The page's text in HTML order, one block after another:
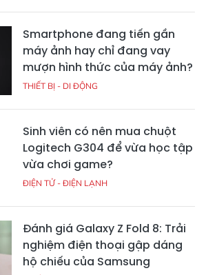
rửa bát Bosch uy tín tại nhà
ĐIỆN TỬ - ĐIỆN LẠNH
Hà Tĩnh Heritage được vinh
danh tại Dot Property Vietnam
Awards 2026
NHÀ ĐẤT
Đổi iPhone 14 lấy iPhone 16 Plus
trợ giá tại CellphoneS
ĐIỆN TỬ - ĐIỆN LẠNH